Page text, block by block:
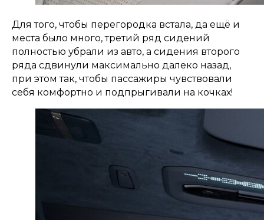
Для того, чтобы перегородка встала, да ещё и
места было много, третий ряд сидений
полностью убрали из авто, а сидения второго
ряда сдвинули максимально далеко назад,
при этом так, чтобы пассажиры чувствовали
себя комфортно и подпрыгивали на кочках!